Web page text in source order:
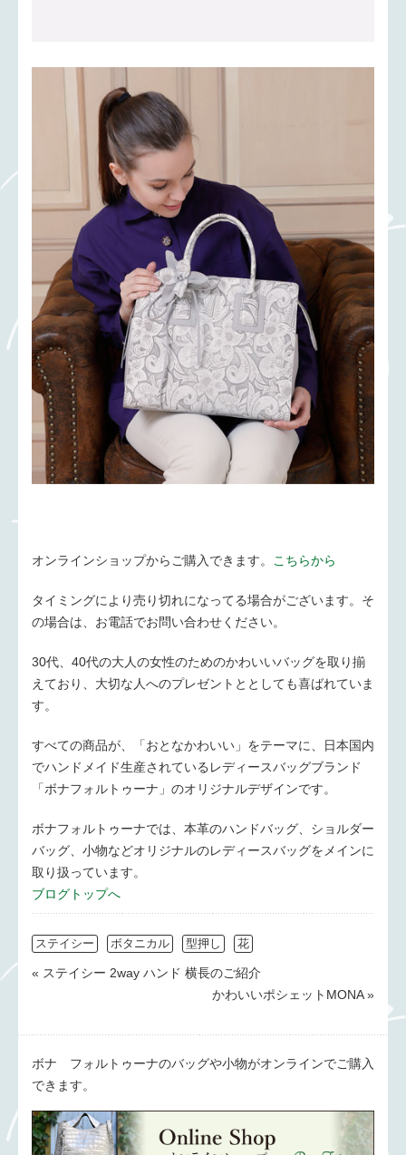
オンラインショップからご購入できます。 こちらから
タイミングにより売り切れになってる場合がございます。そ
の場合は、お電話でお問い合わせください。
30代、40代の大人の女性のためのかわいいバッグを取り揃
えており、大切な人へのプレゼントととしても喜ばれていま
す。
すべての商品が、「おとなかわいい」をテーマに、日本国内
でハンドメイド生産されているレディースバッグブランド
「ボナフォルトゥーナ」のオリジナルデザインです。
ボナフォルトゥーナでは、本革のハンドバッグ、ショルダー
バッグ、小物などオリジナルのレディースバッグをメインに
取り扱っています。
ブログトップへ
ステイシー ボタニカル 型押し 花
« ステイシー 2way ハンド 横長のご紹介
かわいいポシェットMONA »
ボナ フォルトゥーナのバッグや小物がオンラインでご購入
できます。